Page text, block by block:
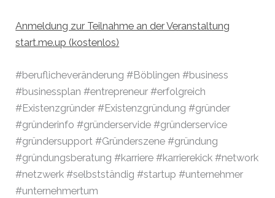
Anmeldung zur Teilnahme an der Veranstaltung
start.me.up (kostenlos)
#beruflicheveränderung #Böblingen #business
#businessplan #entrepreneur #erfolgreich
#Existenzgründer #Existenzgründung #gründer
#gründerinfo #gründerservide #gründerservice
#gründersupport #Gründerszene #gründung
#gründungsberatung #karriere #karrierekick #network
#netzwerk #selbstständig #startup #unternehmer
#unternehmertum